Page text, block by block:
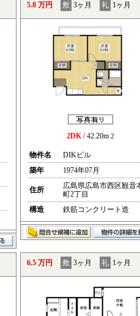
5.8 万円 敷 3ヶ月 礼 1ヶ月
2DK/ 42.20m 2
物件名
DIKビル
築年
1974年07月
住所
広島県広島市西区観音
町2丁目
構造
鉄筋コンクリート造
6.5 万円 敷 3ヶ月 礼 1ヶ月